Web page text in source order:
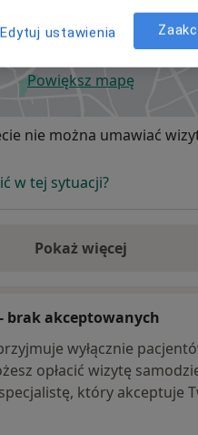
45, 25-713
Powiększ mapę
otwiera się w
nie można umawiać
w tej sytuacji?
Pokaż więcej
o adresie
brak akceptowanych
wyłącznie
opłacić wizytę
który akceptuje
Edytuj ustawienia